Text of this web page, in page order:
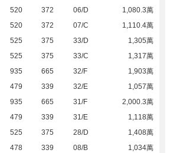
520 372 06/D
1,080.3萬
520 372 07/C
1,110.4萬
525 375 33/D
1,305萬
525 375 33/C
1,317萬
935 665 32/F
1,903萬
479 339 32/E
1,057萬
935 665 31/F
2,000.3萬
479 339 31/E
1,118萬
525 375 28/D
1,408萬
478 339 08/B
1,034萬